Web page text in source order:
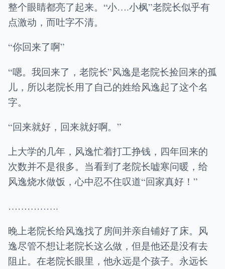
整个眼睛都亮了起来。“小….小枫”老院长似乎有
点激动，而吐字不清。
“你回来了啊”
“嗯。我回来了，老院长”风逸是老院长捡回来的孤
儿，所以老院长用了自己的姓给风逸起了这个名
字。
“回来就好，回来就好啊。”
上大学的几年，风逸忙着打工挣钱，四年回来的
次数并不是很多。当看到了老院长嘘寒问暖，给
风逸烧水做饭，心中忍不住叹道“回家真好！”
…………….
晚上老院长给风逸找了房间并亲自铺好了床。风
逸尽管不想让老院长这么做，但是他还是没有去
阻止。在老院长眼里，他永远是个孩子。永远长